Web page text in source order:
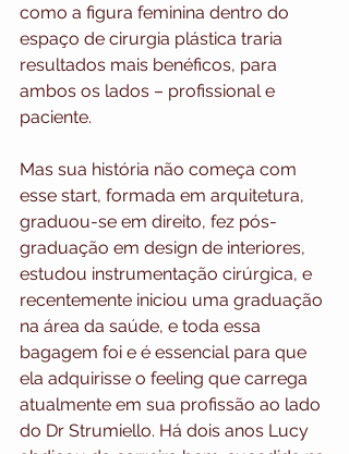
como a figura feminina dentro do
espaço de cirurgia plástica traria
resultados mais benéficos, para
ambos os lados – profissional e
paciente.
Mas sua história não começa com
esse start, formada em arquitetura,
graduou-se em direito, fez pós-
graduação em design de interiores,
estudou instrumentação cirúrgica, e
recentemente iniciou uma graduação
na área da saúde, e toda essa
bagagem foi e é essencial para que
ela adquirisse o feeling que carrega
atualmente em sua profissão ao lado
do Dr Strumiello. Há dois anos Lucy